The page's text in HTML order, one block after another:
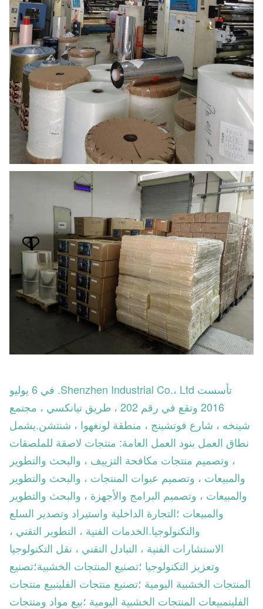
تأسست Shenzhen Industrial Co.، Ltd. في 6 يوليو
2016 وتقع في رقم 202 ، طريق تيانكسي ، مجتمع
شينخه ، شارع فوتشينج ، منطقة لونغهوا ، شنتشن.يشمل
نطاق العمل بنود العمل العامة: منتجات لاصقة للملصقات
، وتصميم منتجات مكافحة التزييف ، والبحث والتطوير
والمبيعات ، وتصميم عبوات المنتجات ، والبحث والتطوير
والمبيعات ، وتصميم البرامج والأجهزة ، والبحث والتطوير
والمبيعات ؛التجارة الداخلية واستيراد وتصدير السلع
والتكنولوجيا.الخدمات الفنية ، التطوير التقني ،
الاستشارات الفنية ، التبادل التقني ، نقل التكنولوجيا
وتعزيز التكنولوجيا ؛تصنيع المنتجات الخشبية؛تصنيع
المنتجات الخشبية اليومية ؛تصنيع منتجات الفلينبيع منتجات
الفلينمبيعات المنتجات الخشبية اليومية ؛بيع مواد ومنتجات